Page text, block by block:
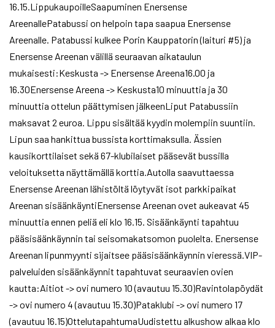
16.15.LippukaupoilleSaapuminen Enersense
AreenallePatabussi on helpoin tapa saapua Enersense
Areenalle. Patabussi kulkee Porin Kauppatorin (laituri #5) ja
Enersense Areenan välillä seuraavan aikataulun
mukaisesti:Keskusta -> Enersense Areena16.00 ja
16.30Enersense Areena -> Keskusta10 minuuttia ja 30
minuuttia ottelun päättymisen jälkeenLiput Patabussiin
maksavat 2 euroa. Lippu sisältää kyydin molempiin suuntiin.
Lipun saa hankittua bussista korttimaksulla. Ässien
kausikorttilaiset sekä 67-klubilaiset pääsevät bussilla
veloituksetta näyttämällä korttia.Autolla saavuttaessa
Enersense Areenan lähistöltä löytyvät isot parkkipaikat
Areenan sisäänkäyntiEnersense Areenan ovet aukeavat 45
minuuttia ennen peliä eli klo 16.15. Sisäänkäynti tapahtuu
pääsisäänkäynnin tai seisomakatsomon puolelta. Enersense
Areenan lipunmyynti sijaitsee pääsisäänkäynnin vieressä.VIP-
palveluiden sisäänkäynnit tapahtuvat seuraavien ovien
kautta:Aitiot -> ovi numero 10 (avautuu 15.30)Ravintolapöydät
-> ovi numero 4 (avautuu 15.30)Pataklubi -> ovi numero 17
(avautuu 16.15)OttelutapahtumaUudistettu alkushow alkaa klo